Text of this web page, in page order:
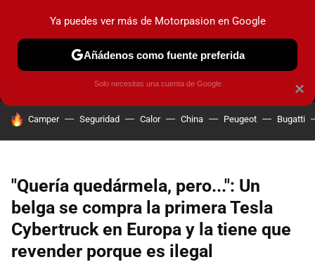
MENÚ NUEVO
COCHES ELÉCTRICOS OBSERVATORIO
HOY SE HABLA DE
Camper Seguridad Calor China Peugeot Bugatti
"Quería quedármela, pero...": Un
belga se compra la primera Tesla
Cybertruck en Europa y la tiene que
revender porque es ilegal
×
Ya puedes ver más de Motorpasion en Google
Añádenos como fuente preferida
Solo necesitas una cuenta de Google